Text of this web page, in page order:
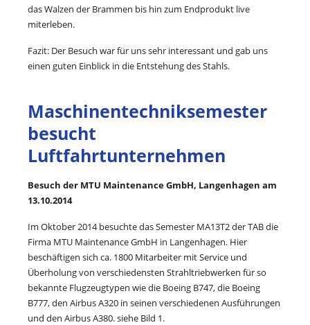
das Walzen der Brammen bis hin zum Endprodukt live
miterleben.
Fazit: Der Besuch war für uns sehr interessant und gab uns
einen guten Einblick in die Entstehung des Stahls.
Maschinentechniksemester
besucht
Luftfahrtunternehmen
Besuch der MTU Maintenance GmbH, Langenhagen am
13.10.2014
Im Oktober 2014 besuchte das Semester MA13T2 der TAB die
Firma MTU Maintenance GmbH in Langenhagen. Hier
beschäftigen sich ca. 1800 Mitarbeiter mit Service und
Überholung von verschiedensten Strahltriebwerken für so
bekannte Flugzeugtypen wie die Boeing B747, die Boeing
B777, den Airbus A320 in seinen verschiedenen Ausführungen
und den Airbus A380. siehe Bild 1.